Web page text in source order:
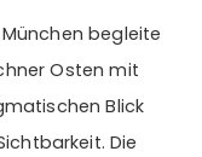
begleite
Osten mit
Blick
Die